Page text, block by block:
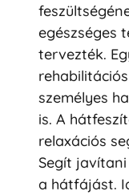
egészséges
tervezték.
személyes
is. A
relaxációs
Segít
a hátfájást.